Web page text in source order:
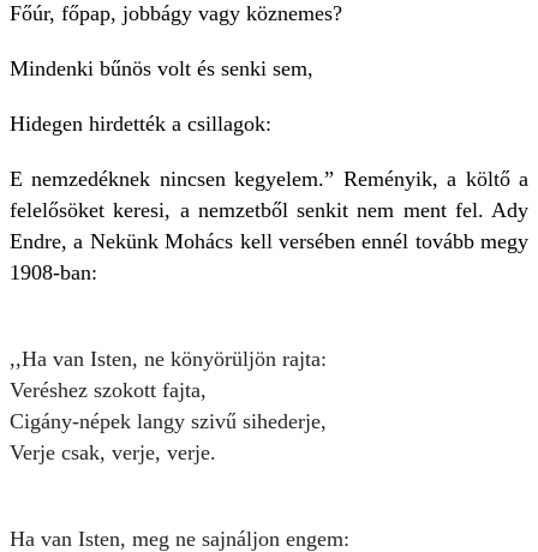
Főúr, főpap, jobbágy vagy köznemes?
Mindenki bűnös volt és senki sem,
Hidegen hirdették a csillagok:
E nemzedéknek nincsen kegyelem.” Reményik, a költő a
felelősöket keresi, a nemzetből senkit nem ment fel. Ady
Endre, a Nekünk Mohács kell versében ennél tovább megy
1908-ban:
,,Ha van Isten, ne könyörüljön rajta:
Veréshez szokott fajta,
Cigány-népek langy szivű sihederje,
Verje csak, verje, verje.
Ha van Isten, meg ne sajnáljon engem: